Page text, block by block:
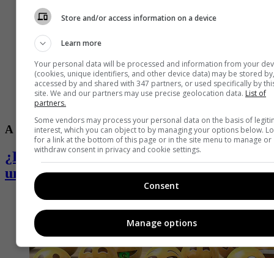
A Grito Herido
¿Es bueno llorar para intentar superar
una tusa amorosa?
Store and/or access information on a device
Learn more
Your personal data will be processed and information from your
(cookies, unique identifiers, and other device data) may be stored by,
accessed by and shared with 347 partners, or used specifically by
site. We and our partners may use precise geolocation data. List of
partners.
Some vendors may process your personal data on the basis of
interest, which you can object to by managing your options below.
for a link at the bottom of this page or in the site menu to manage or
withdraw consent in privacy and cookie settings.
Consent
Manage options